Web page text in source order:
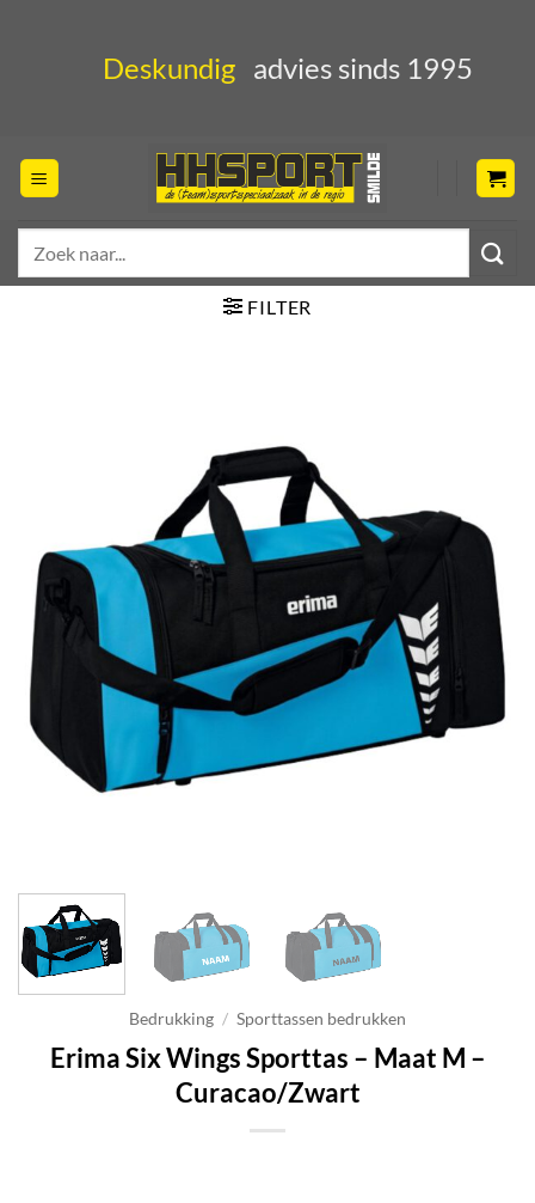
Deskundig advies sinds 1995
FILTER
Bedrukking / Sporttassen bedrukken
Erima Six Wings Sporttas – Maat M –
Curacao/Zwart